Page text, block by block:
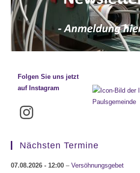
Folgen Sie uns jetzt
auf Instagram
Instagram
Nächsten Termine
07.08.2026 - 12:00 –Versöhnungsgebet